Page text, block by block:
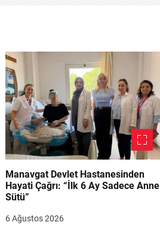
Manavgat Devlet Hastanesinden
Hayati Çağrı: “İlk 6 Ay Sadece Anne
Sütü”
6 Ağustos 2026